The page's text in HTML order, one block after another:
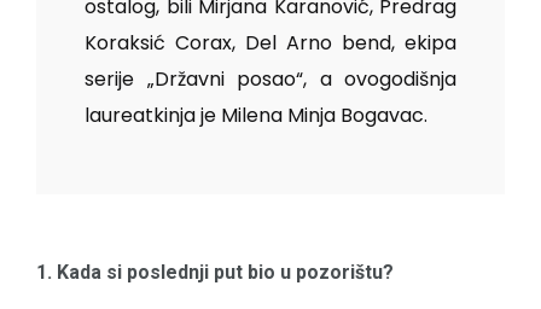
ostalog, bili Mirjana Karanović, Predrag
Koraksić Corax, Del Arno bend, ekipa
serije „Državni posao“, a ovogodišnja
laureatkinja je Milena Minja Bogavac.
1. Kada si poslednji put bio u pozorištu?